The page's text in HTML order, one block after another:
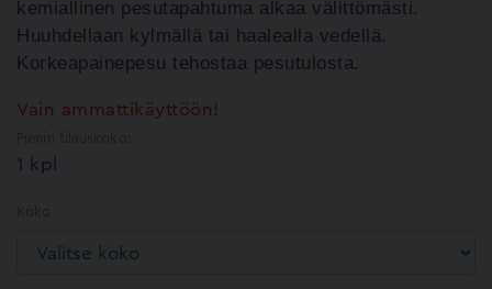
kemiallinen pesutapahtuma alkaa välittömästi.
Huuhdellaan kylmällä tai haalealla vedellä.
Korkeapainepesu tehostaa pesutulosta.
Vain ammattikäyttöön!
1 kpl